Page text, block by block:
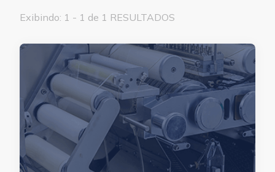
Exibindo: 1 - 1 de 1 RESULTADOS